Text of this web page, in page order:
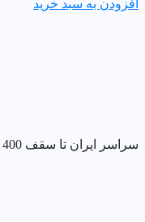
افزودن به سبد خرید
سراسر ایران تا سقف 400 هزار تومن